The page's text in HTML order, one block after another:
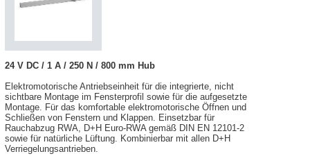
24 V DC / 1 A / 250 N / 800 mm Hub
Elektromotorische Antriebseinheit für die integrierte, nicht
sichtbare Montage im Fensterprofil sowie für die aufgesetzte
Montage. Für das komfortable elektromotorische Öffnen und
Schließen von Fenstern und Klappen. Einsetzbar für
Rauchabzug RWA, D+H Euro-RWA gemäß DIN EN 12101-2
sowie für natürliche Lüftung. Kombinierbar mit allen D+H
Verriegelungsantrieben.